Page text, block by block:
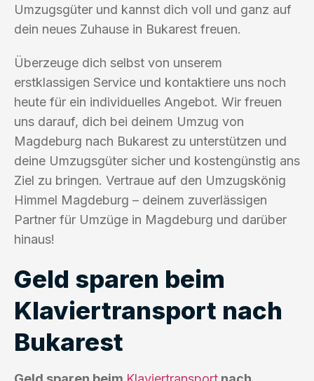
Umzugsgüter und kannst dich voll und ganz auf
dein neues Zuhause in Bukarest freuen.
Überzeuge dich selbst von unserem
erstklassigen Service und kontaktiere uns noch
heute für ein individuelles Angebot. Wir freuen
uns darauf, dich bei deinem Umzug von
Magdeburg nach Bukarest zu unterstützen und
deine Umzugsgüter sicher und kostengünstig ans
Ziel zu bringen. Vertraue auf den Umzugskönig
Himmel Magdeburg – deinem zuverlässigen
Partner für Umzüge in Magdeburg und darüber
hinaus!
Geld sparen beim
Klaviertransport nach
Bukarest